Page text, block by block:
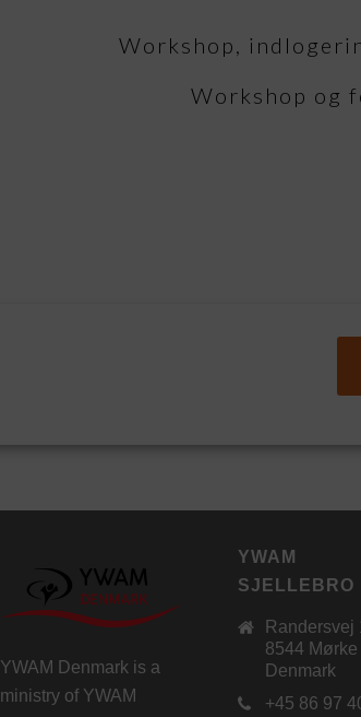
Workshop,
Workshop og
YWAM Denmark is a
ministry of YWAM
YWAM
SJELLEBRO
Randersvej
8544 Mørke
Denmark
+45 86 97